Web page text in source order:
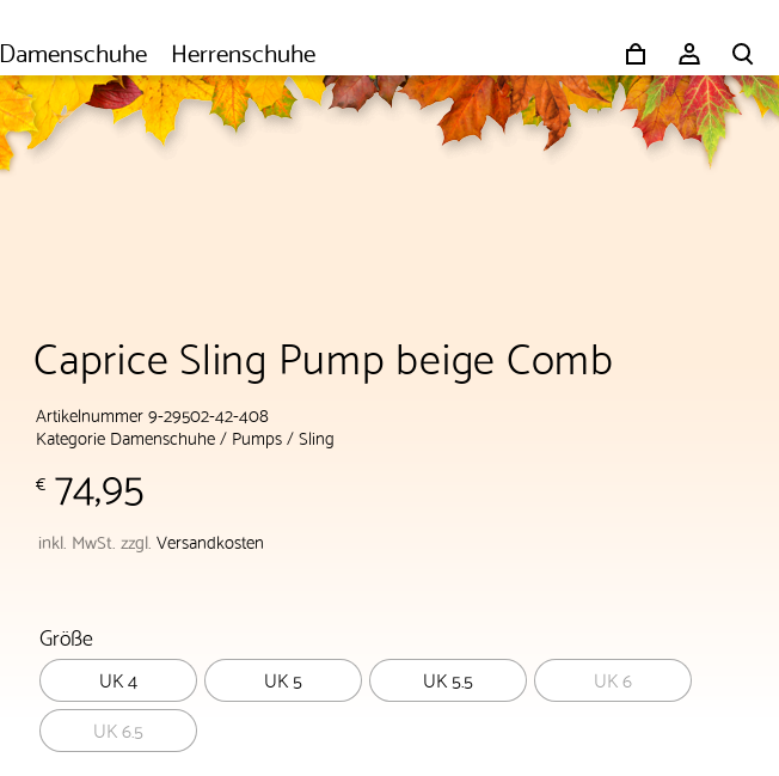
Damenschuhe Herrenschuhe
Caprice Sling Pump beige Comb
Artikelnummer 9-29502-42-408
KategorieDamenschuhe/Pumps / Sling
€ 74,95
inkl. MwSt.zzgl.Versandkosten
Größe
UK 4 UK 5 UK 5.5
UK 6
UK 6.5